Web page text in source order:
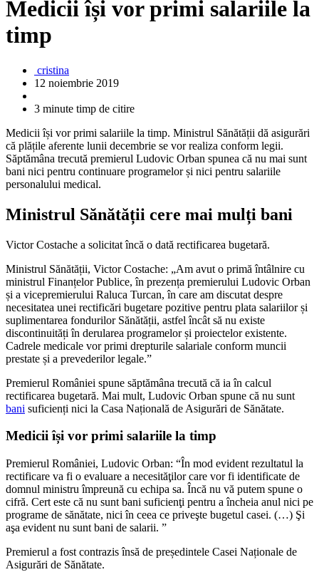
Medicii își vor primi salariile la
timp
cristina
12 noiembrie 2019
3 minute timp de citire
Medicii își vor primi salariile la timp. Ministrul Sănătății dă asigurări
că plățile aferente lunii decembrie se vor realiza conform legii.
Săptămâna trecută premierul Ludovic Orban spunea că nu mai sunt
bani nici pentru continuare programelor și nici pentru salariile
personalului medical.
Ministrul Sănătății cere mai mulți bani
Victor Costache a solicitat încă o dată rectificarea bugetară.
Ministrul Sănătății, Victor Costache: „Am avut o primă întâlnire cu
ministrul Finanțelor Publice, în prezența premierului Ludovic Orban
și a vicepremierului Raluca Turcan, în care am discutat despre
necesitatea unei rectificări bugetare pozitive pentru plata salariilor și
suplimentarea fondurilor Sănătății, astfel încât să nu existe
discontinuități în derularea programelor și proiectelor existente.
Cadrele medicale vor primi drepturile salariale conform muncii
prestate și a prevederilor legale.”
Premierul României spune săptămâna trecută că ia în calcul
rectificarea bugetară. Mai mult, Ludovic Orban spune că nu sunt
bani suficienți nici la Casa Națională de Asigurări de Sănătate.
Medicii își vor primi salariile la timp
Premierul României, Ludovic Orban: “În mod evident rezultatul la
rectificare va fi o evaluare a necesităţilor care vor fi identificate de
domnul ministru împreună cu echipa sa. Încă nu vă putem spune o
cifră. Cert este că nu sunt bani suficienţi pentru a încheia anul nici pe
programe de sănătate, nici în ceea ce priveşte bugetul casei. (…) Şi
aşa evident nu sunt bani de salarii. ”
Premierul a fost contrazis însă de președintele Casei Naționale de
Asigurări de Sănătate.